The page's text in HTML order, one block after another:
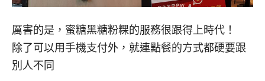
厲害的是，蜜糖黑糖粉粿的服務很跟得上時代！
除了可以用手機支付外，就連點餐的方式都硬要跟
別人不同